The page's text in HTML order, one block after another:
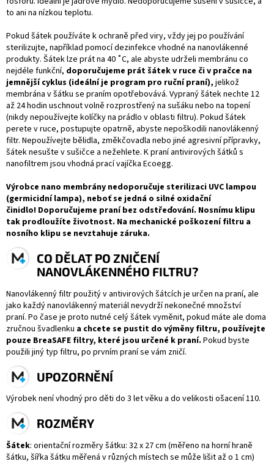
to ani na nízkou teplotu.
Pokud šátek používáte k ochraně před viry, vždy jej po používání
sterilizujte, například pomocí dezinfekce vhodné na nanovlákenné
produkty. Šátek lze prát na 40 ˚C, ale abyste udrželi membránu co
nejdéle funkční, doporučujeme prát šátek v ruce či v pračce na
jemnější cyklus (ideální je program pro ruční praní), jelikož
membrána v šátku se praním opotřebovává. Vypraný šátek nechte 12
až 24 hodin uschnout volně rozprostřený na sušáku nebo na topení
(nikdy nepoužívejte kolíčky na prádlo v oblasti filtru). Pokud šátek
perete v ruce, postupujte opatrně, abyste nepoškodili nanovlákenný
filtr. Nepoužívejte bělidla, změkčovadla nebo jiné agresivní přípravky,
šátek nesušte v sušičce a nežehlete. K praní antivirových šátků s
nanofiltrem jsou vhodná prací vajíčka Ecoegg.
Výrobce nano membrány nedoporučuje sterilizaci UVC lampou
(germicidní lampa), neboť se jedná o silné oxidační
činidlo! Doporučujeme praní bez odstřeďování. Nosnímu klipu
tak prodloužíte životnost. Na mechanické poškození filtru a
nosního klipu se nevztahuje záruka.
CO DĚLAT PO ZNIČENÍ
NANOVLÁKENNÉHO FILTRU?
Nanovlákenný filtr použitý v antivirových šátcích je určen na praní, ale
jako každý nanovlákenný materiál nevydrží nekonečné množství
praní. Po čase je proto nutné celý šátek vyměnit, pokud máte ale doma
zručnou švadlenku a chcete se pustit do výměny filtru, používejte
pouze BreaSAFE filtry, které jsou určené k praní. Pokud byste
použili jiný typ filtru, po prvním praní se vám zničí.
UPOZORNĚNÍ
Výrobek nenívhodný pro děti do 3 let věku a do velikosti ošacení 110.
ROZMĚRY
Šátek: orientační rozměry šátku: 32 x 27 cm (měřeno na horní hraně
šátku, šířka šátku měřená v různých místech se může lišit až o 1 cm)